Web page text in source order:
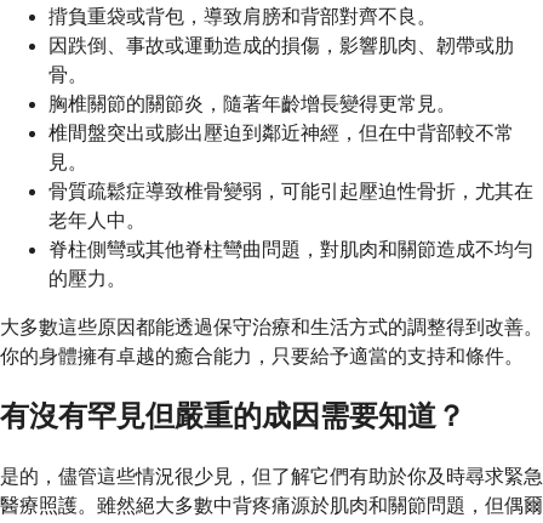
揹負重袋或背包，導致肩膀和背部對齊不良。
因跌倒、事故或運動造成的損傷，影響肌肉、韌帶或肋
骨。
胸椎關節的關節炎，隨著年齡增長變得更常見。
椎間盤突出或膨出壓迫到鄰近神經，但在中背部較不常
見。
骨質疏鬆症導致椎骨變弱，可能引起壓迫性骨折，尤其在
老年人中。
脊柱側彎或其他脊柱彎曲問題，對肌肉和關節造成不均勻
的壓力。
大多數這些原因都能透過保守治療和生活方式的調整得到改善。
你的身體擁有卓越的癒合能力，只要給予適當的支持和條件。
有沒有罕見但嚴重的成因需要知道？
是的，儘管這些情況很少見，但了解它們有助於你及時尋求緊急
醫療照護。雖然絕大多數中背疼痛源於肌肉和關節問題，但偶爾